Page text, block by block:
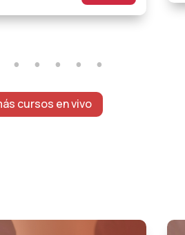
cursos en vivo